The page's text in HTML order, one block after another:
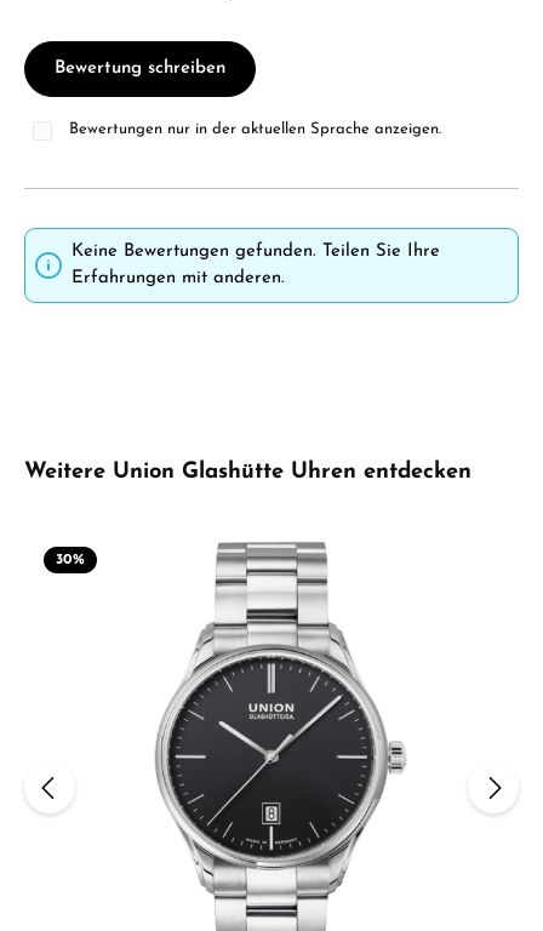
Bewertung schreiben
Bewertungen nur in der aktuellen Sprache anzeigen.
Keine Bewertungen gefunden. Teilen Sie Ihre
Erfahrungen mit anderen.
Produktgalerie überspringen
Weitere Union Glashütte Uhren entdecken
30%